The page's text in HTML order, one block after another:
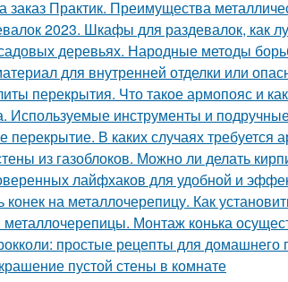
Практик. Преимущества
2023. Шкафы для раздевалок, как
деревьях. Народные методы
для внутренней отделки или
перекрытия. Что такое армопояс и
Используемые инструменты и
В каких случаях требуется
из газоблоков. Можно ли делать
лайфхаков для удобной и
конек на металлочерепицу. Как
Монтаж конька
простые рецепты для домашнего
пустой стены в комнате